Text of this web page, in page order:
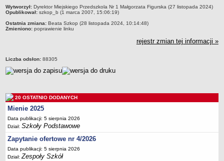
Ogłoszenie
Zarządzenia
Kontrole
Sprawozdania
Deklaracja dostępności
Zespół Poradni
BIURO FINANSÓW OŚWIATY
Dane podstawowe
Statut
Majątek
Godziny dyżurów
metryczka
Wytworzył: Dyrektor Miejskiego Przedszkola Nr 1 Małgorzata Figurska (27 listopada 2024)
Opublikował: szkop_b (1 marca 2007, 15:06:19)
Ostatnia zmiana: Beata Szkop (28 listopada 2024, 10:14:48)
Zmieniono: poprawienie linku
rejestr zmian tej informacji »
Liczba odsłon: 88305
20 OSTATNIO DODANYCH
Mienie 2025
Data publikacji: 5 sierpnia 2026
Dział:Szkoły Podstawowe
Zapytanie ofertowe nr 4/2026
Data publikacji: 5 sierpnia 2026
Dział:Zespoły Szkół